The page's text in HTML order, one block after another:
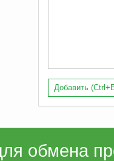
Добавить
обмена